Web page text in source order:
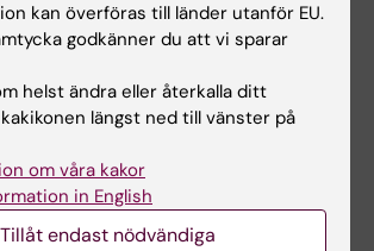
kan överföras till länder utanför EU.
godkänner du att vi sparar
helst ändra eller återkalla ditt
längst ned till vänster på
om våra kakor
in English
Tillåt endast nödvändiga